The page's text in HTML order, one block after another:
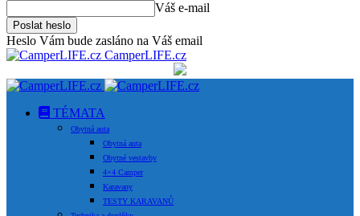
Váš e-mail
Heslo Vám bude zasláno na Váš email
CamperLIFE.cz
TÉMATA
Obytná auta
Obytná auta
Obytné vestavby
4×4 Camper
Karavany
TESTY KARAVANŮ